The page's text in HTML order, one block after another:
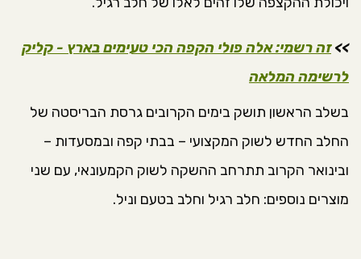
>>זה רשמי: אלה פולי הקפה הכי טעימים בארץ - קליק
לרשימה המלאה
בשלב הראשון תושק בימים הקרובים גרסת הבריסטה של
החלב החדש לשוק המקצועי – בבתי קפה ובמסעדות –
ובינואר הקרוב תתרחב ההשקה לשוק הקמעונאי, עם שני
מוצרים נוספים: חלב רגיל וחלב בטעם וניל.